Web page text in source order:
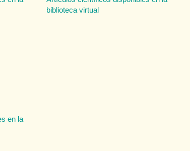
biblioteca virtual
en la